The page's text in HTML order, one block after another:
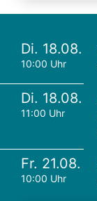
Di. 18.08.
10:00 Uhr
Di. 18.08.
11:00 Uhr
Fr. 21.08.
10:00 Uhr